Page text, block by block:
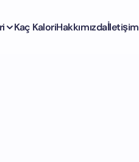
Kaç KaloriHakkımızdaİletişim